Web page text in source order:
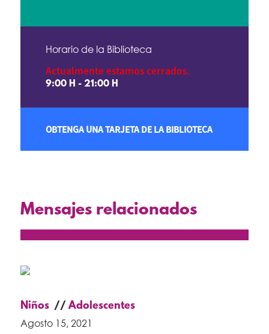
Horario de la Biblioteca
Actualmente estamos cerrados.
9:00 H - 21:00 H
OBTENGA UNA TARJETA DE LA BIBLIOTECA
Mensajes relacionados
Niños
Adolescentes
Agosto 15, 2021